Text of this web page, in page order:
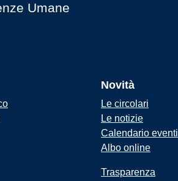
Umane
Novità
Le circolari
Le notizie
Calendario eventi
Albo online
Trasparenza